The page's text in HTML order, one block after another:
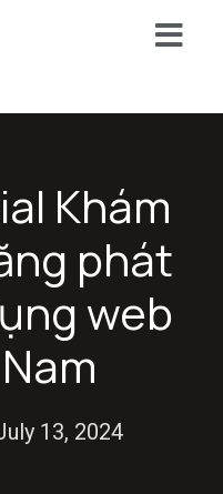
Khám
phát
web
13, 2024